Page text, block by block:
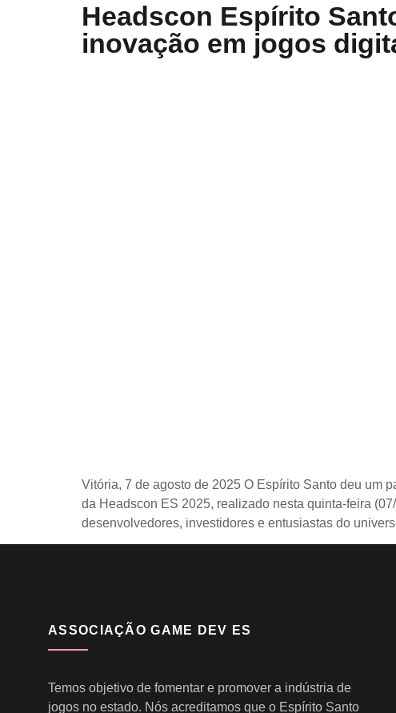
Headscon Espírito
inovação em jogos
Vitória, 7 de agosto de 2025 O Espírito Santo deu um
da Headscon ES 2025, realizado nesta quinta-feira
desenvolvedores, investidores e entusiastas do
ASSOCIAÇÃO GAME DEV ES
Temos objetivo de fomentar e promover a indústria de
jogos no estado. Nós acreditamos que o Espírito Santo